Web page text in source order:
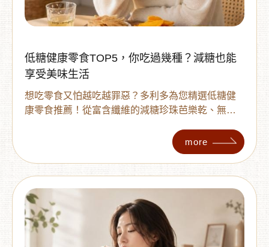
低糖健康零食TOP5，你吃過幾種？減糖也能
享受美味生活
想吃零食又怕越吃越罪惡？多利多為您精選低糖健
康零食推薦！從富含纖維的減糖珍珠芭樂乾、無加
多餘添加物。無論是上班解嘴饞或下午茶，都能讓
您減糖也能享受美味，吃得開心又安心！
more